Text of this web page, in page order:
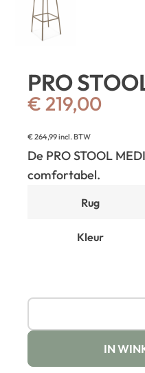
PRO
€ 219,00
€264,99incl. BTW
De PRO STOOL
comfortabel.
Rug
Kleur
IN